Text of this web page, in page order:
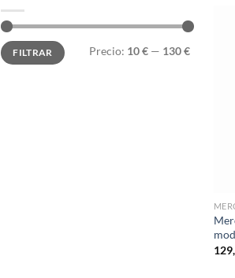
Precio
mínimo
Precio
máximo
FILTRAR Precio: 10 € — 130 €